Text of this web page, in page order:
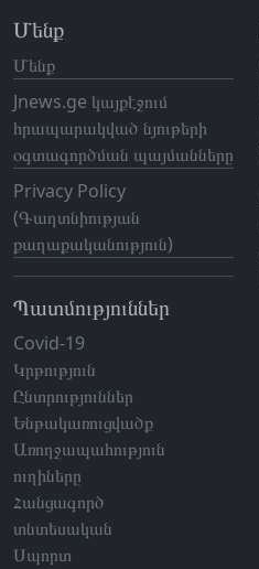
Մենք
Մենք
Jnews.ge կայքէջում
հրապարակված նյութերի
օգտագործման պայմանները
Privacy Policy
(Գաղտնիության
քաղաքականություն)
Պատմություններ
Covid-19
Կրթություն
Ընտրություններ
Ենթակառուցվածք
Առողջապահություն
ուղիները
Հանցագործ
տնտեսական
Սպորտ